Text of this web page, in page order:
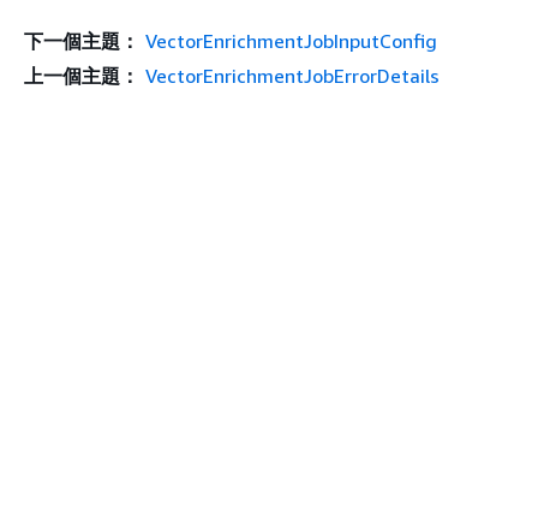
下一個主題： VectorEnrichmentJobInputConfig
上一個主題： VectorEnrichmentJobErrorDetails